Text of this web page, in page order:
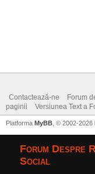
Contactează-ne
Forum
paginii
Versiunea Text a
Platforma MyBB , © 2002-2026
Forum Despre
Social